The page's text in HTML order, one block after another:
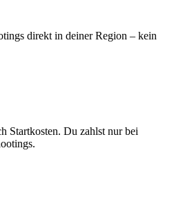
direkt in deiner Region – kein
Startkosten. Du zahlst nur bei